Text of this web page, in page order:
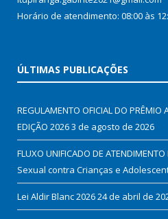
Horário de atendimento: 08:00 às
ÚLTIMAS PUBLICAÇÕES
REGULAMENTO OFICIAL DO PRÊMIO
EDIÇÃO 20263 de agosto de 2026
FLUXO UNIFICADO DE
Sexual contra Crianças e
Lei Aldir Blanc 202624 de abril de